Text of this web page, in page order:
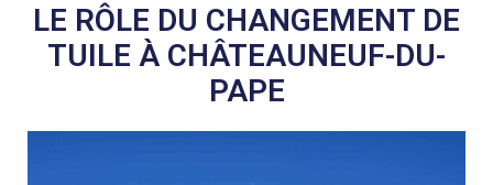
LE RÔLE DU CHANGEMENT DE
TUILE À CHÂTEAUNEUF-DU-
PAPE